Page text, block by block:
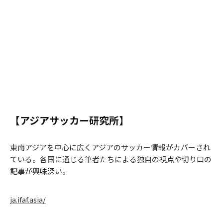
【アジアサッカー研究所】
東南アジアを中心に広くアジアのサッカー情報がカバーされ
ている。各国に通じる筆者たちによる独自の視点や切り口の
記事が興味深い。
ja.ifaf.asia/